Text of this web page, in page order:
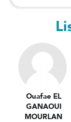
Ouafae EL
GANAOUI
MOURLAN